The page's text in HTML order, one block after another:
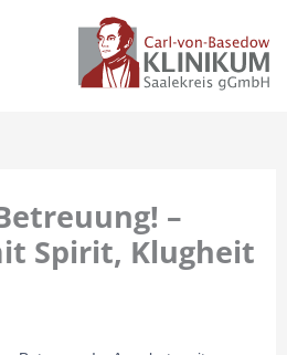
–
Spirit, Klugheit